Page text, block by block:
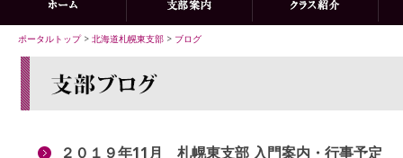
ポータルトップ> 北海道札幌東支部 > ブログ
２０１９年11月 札幌東支部 入門案内・行事予定